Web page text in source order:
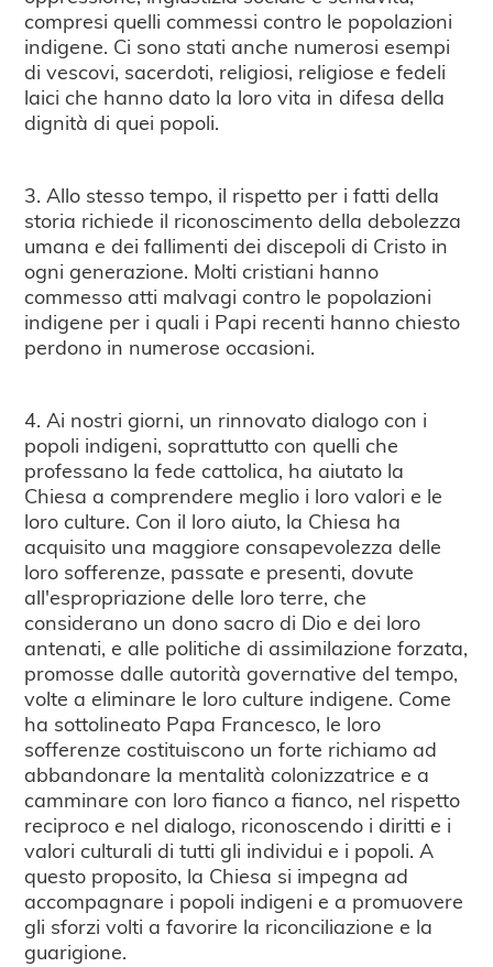
compresi quelli commessi contro le popolazioni
indigene. Ci sono stati anche numerosi esempi
di vescovi, sacerdoti, religiosi, religiose e fedeli
laici che hanno dato la loro vita in difesa della
dignità di quei popoli.
3. Allo stesso tempo, il rispetto per i fatti della
storia richiede il riconoscimento della debolezza
umana e dei fallimenti dei discepoli di Cristo in
ogni generazione. Molti cristiani hanno
commesso atti malvagi contro le popolazioni
indigene per i quali i Papi recenti hanno chiesto
perdono in numerose occasioni.
4. Ai nostri giorni, un rinnovato dialogo con i
popoli indigeni, soprattutto con quelli che
professano la fede cattolica, ha aiutato la
Chiesa a comprendere meglio i loro valori e le
loro culture. Con il loro aiuto, la Chiesa ha
acquisito una maggiore consapevolezza delle
loro sofferenze, passate e presenti, dovute
all'espropriazione delle loro terre, che
considerano un dono sacro di Dio e dei loro
antenati, e alle politiche di assimilazione forzata,
promosse dalle autorità governative del tempo,
volte a eliminare le loro culture indigene. Come
ha sottolineato Papa Francesco, le loro
sofferenze costituiscono un forte richiamo ad
abbandonare la mentalità colonizzatrice e a
camminare con loro fianco a fianco, nel rispetto
reciproco e nel dialogo, riconoscendo i diritti e i
valori culturali di tutti gli individui e i popoli. A
questo proposito, la Chiesa si impegna ad
accompagnare i popoli indigeni e a promuovere
gli sforzi volti a favorire la riconciliazione e la
guarigione.